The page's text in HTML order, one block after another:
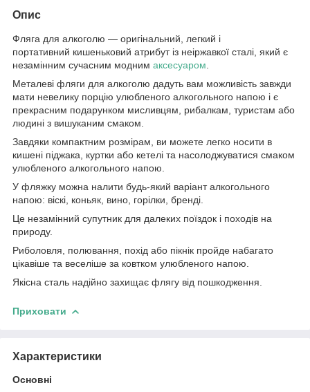
Опис
Фляга для алкоголю — оригінальний, легкий і
портативний кишеньковий атрибут із неіржавкої сталі, який є
незамінним сучасним модним аксесуаром
Металеві фляги для алкоголю дадуть вам можливість завжди
мати невелику порцію улюбленого алкогольного напою і є
прекрасним подарунком мисливцям, рибалкам, туристам або
людині з вишуканим смаком.
Завдяки компактним розмірам, ви можете легко носити в
кишені піджака, куртки або кетелі та насолоджуватися смаком
улюбленого алкогольного напою.
У фляжку можна налити будь-який варіант алкогольного
напою: віскі, коньяк, вино, горілки, бренді.
Це незамінний супутник для далеких поїздок і походів на
природу.
Риболовля, полювання, похід або пікнік пройде набагато
цікавіше та веселіше за ковтком улюбленого напою.
Якісна сталь надійно захищає флягу від пошкодження.
Приховати
Характеристики
Основні